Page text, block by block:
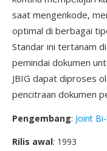
saat mengenkode,
optimal di berbagai
Standar ini tertanam
pemindai dokumen
JBIG dapat diproses
pencitraan dokumen
Pengembang: Joint
Rilis awal: 1993